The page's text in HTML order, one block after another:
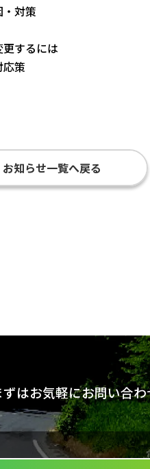
対策
するには
策
お知らせ一覧へ戻る
はお気軽にお問い合